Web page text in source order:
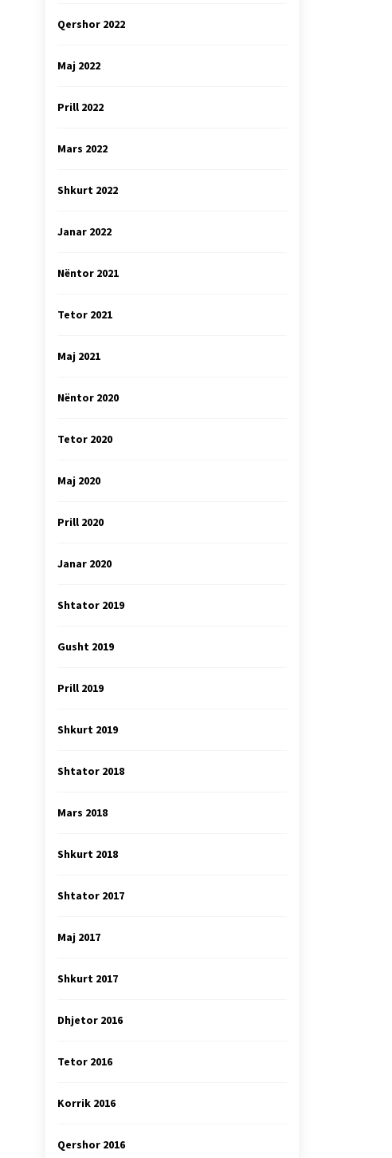
Qershor 2022
Maj 2022
Prill 2022
Mars 2022
Shkurt 2022
Janar 2022
Nëntor 2021
Tetor 2021
Maj 2021
Nëntor 2020
Tetor 2020
Maj 2020
Prill 2020
Janar 2020
Shtator 2019
Gusht 2019
Prill 2019
Shkurt 2019
Shtator 2018
Mars 2018
Shkurt 2018
Shtator 2017
Maj 2017
Shkurt 2017
Dhjetor 2016
Tetor 2016
Korrik 2016
Qershor 2016